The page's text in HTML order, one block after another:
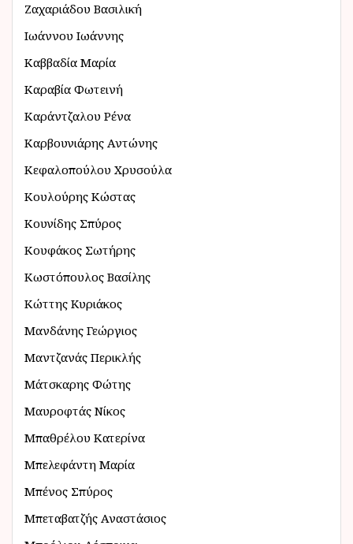
Ζαχαριάδου Βασιλική
Ιωάννου Ιωάννης
Καββαδία Μαρία
Καραβία Φωτεινή
Καράντζαλου Ρένα
Καρβουνιάρης Αντώνης
Κεφαλοπούλου Χρυσούλα
Κουλούρης Κώστας
Κουνίδης Σπύρος
Κουφάκος Σωτήρης
Κωστόπουλος Βασίλης
Κώττης Κυριάκος
Μανδάνης Γεώργιος
Μαντζανάς Περικλής
Μάτσκαρης Φώτης
Μαυροφτάς Νίκος
Μπαθρέλου Κατερίνα
Μπελεφάντη Μαρία
Μπένος Σπύρος
Μπεταβατζής Αναστάσιος